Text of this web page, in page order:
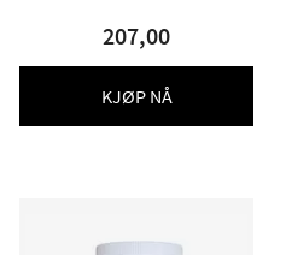
207,00
KJØP NÅ